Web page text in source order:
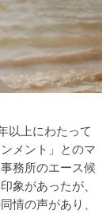
以上にわたって
メント」とのマ
務所のエース候
象があったが、
情の声があり、